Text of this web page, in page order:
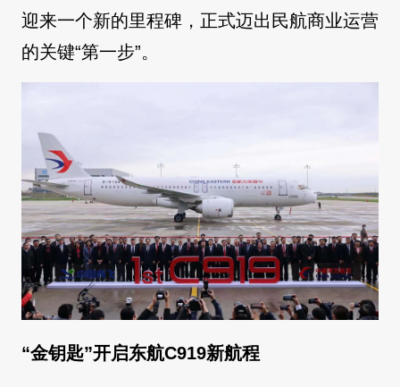
迎来一个新的里程碑，正式迈出民航商业运营
的关键“第一步”。
“金钥匙”开启东航C919新航程